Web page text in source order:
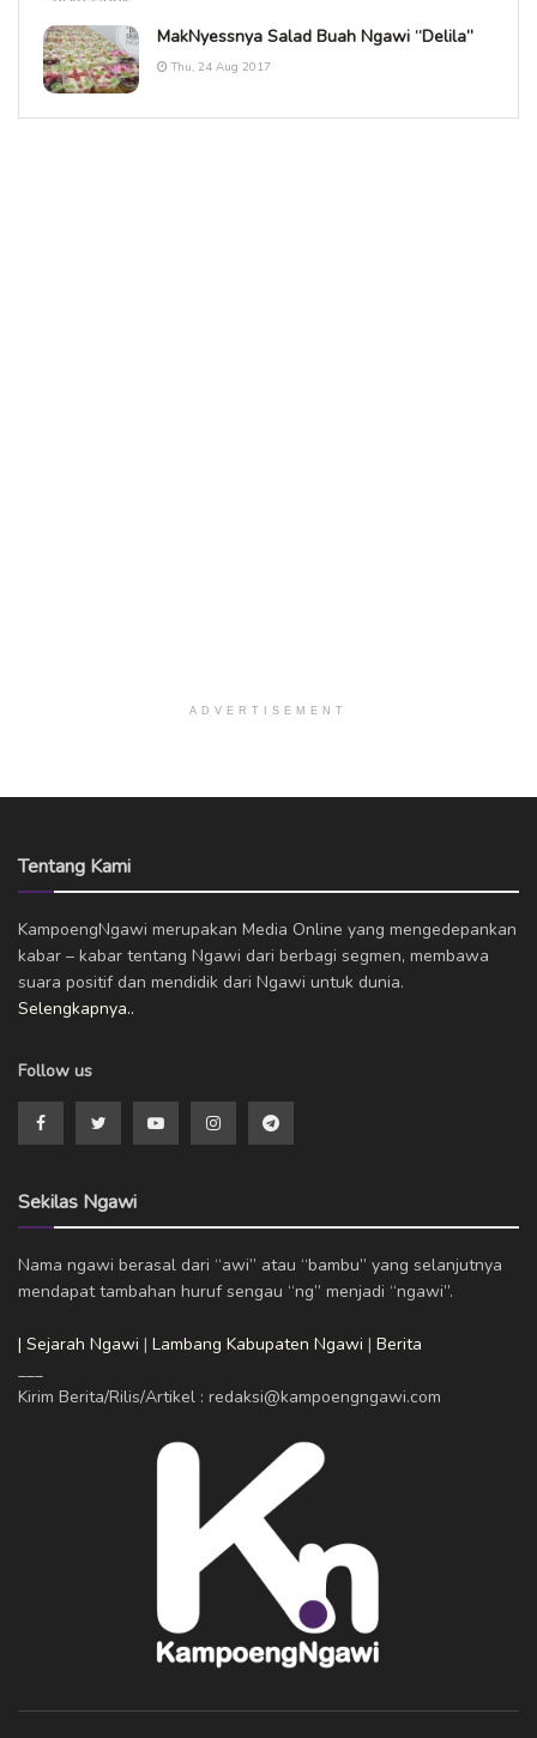
MakNyessnya Salad Buah Ngawi “Delila”
Thu, 24 Aug 2017
ADVERTISEMENT
Tentang Kami
KampoengNgawi merupakan Media Online yang mengedepankan
kabar – kabar tentang Ngawi dari berbagi segmen, membawa
suara positif dan mendidik dari Ngawi untuk dunia.
Selengkapnya..
Follow us
Sekilas Ngawi
Nama ngawi berasal dari “awi” atau “bambu” yang selanjutnya
mendapat tambahan huruf sengau “ng” menjadi “ngawi”.
| Sejarah Ngawi | Lambang Kabupaten Ngawi | Berita
___
Kirim Berita/Rilis/Artikel : redaksi@kampoengngawi.com